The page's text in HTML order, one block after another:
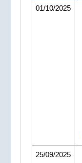
01/10/2025
25/09/2025